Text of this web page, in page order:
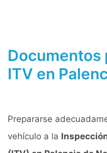
Documentos
ITV en
Prepararse
vehículo a la